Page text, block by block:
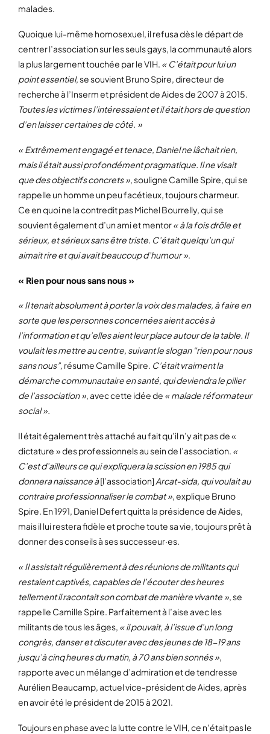
malades.
Quoique lui-même homosexuel, il refusa dès le départ de
centrer l’association sur les seuls gays, la communauté alors
la plus largement touchée par le VIH. « C’était pour lui un
point essentiel, se souvient Bruno Spire, directeur de
recherche à l’Inserm et président de Aides de 2007 à 2015.
Toutes les victimes l’intéressaient et il était hors de question
d’en laisser certaines de côté. »
« Extrêmement engagé et tenace, Daniel ne lâchait rien,
mais il était aussi profondément pragmatique. Il ne visait
que des objectifs concrets », souligne Camille Spire, qui se
rappelle un homme un peu facétieux, toujours charmeur.
Ce en quoi ne la contredit pas Michel Bourrelly, qui se
souvient également d’un ami et mentor« à la fois drôle et
sérieux, et sérieux sans être triste. C’était quelqu’un qui
aimait rire et qui avait beaucoup d’humour ».
« Rien pour nous sans nous »
« Il tenait absolument à porter la voix des malades, à faire en
sorte que les personnes concernées aient accès à
l’information et qu’elles aient leur place autour de la table. Il
voulait les mettre au centre, suivant le slogan “rien pour nous
sans nous”, résume Camille Spire. C’était vraiment la
démarche communautaire en santé, qui deviendra le pilier
de l’association », avec cette idée de « malade réformateur
social ».
Il était également très attaché au fait qu’il n’y ait pas de «
dictature » des professionnels au sein de l’association. «
C’est d’ailleurs ce qui expliquera la scission en 1985 qui
donnera naissance à[l’association]Arcat-sida, qui voulait au
contraire professionnaliser le combat », explique Bruno
Spire. En 1991, Daniel Defert quitta la présidence de Aides,
mais il lui restera fidèle et proche toute sa vie, toujours prêt à
donner des conseils à ses successeur·es.
« Il assistait régulièrement à des réunions de militants qui
restaient captivés, capables de l’écouter des heures
tellement il racontait son combat de manière vivante », se
rappelle Camille Spire. Parfaitement à l’aise avec les
militants de tous les âges, « il pouvait, à l’issue d’un long
congrès, danser et discuter avec des jeunes de 18-19 ans
jusqu’à cinq heures du matin, à 70 ans bien sonnés »,
rapporte avec un mélange d’admiration et de tendresse
Aurélien Beaucamp, actuel vice-président de Aides, après
en avoir été le président de 2015 à 2021.
Toujours en phase avec la lutte contre le VIH, ce n’était pas le